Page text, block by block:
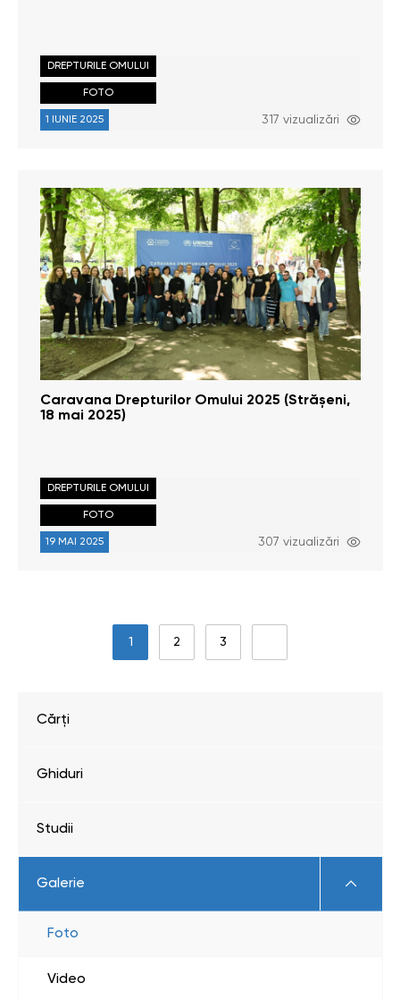
DREPTURILE OMULUI
FOTO
1 IUNIE 2025 317 vizualizări
Caravana Drepturilor Omului 2025 (Strășeni,
18 mai 2025)
DREPTURILE OMULUI
FOTO
19 MAI 2025 307 vizualizări
1 2 3
Cărți
Ghiduri
Studii
Galerie
Foto
Video